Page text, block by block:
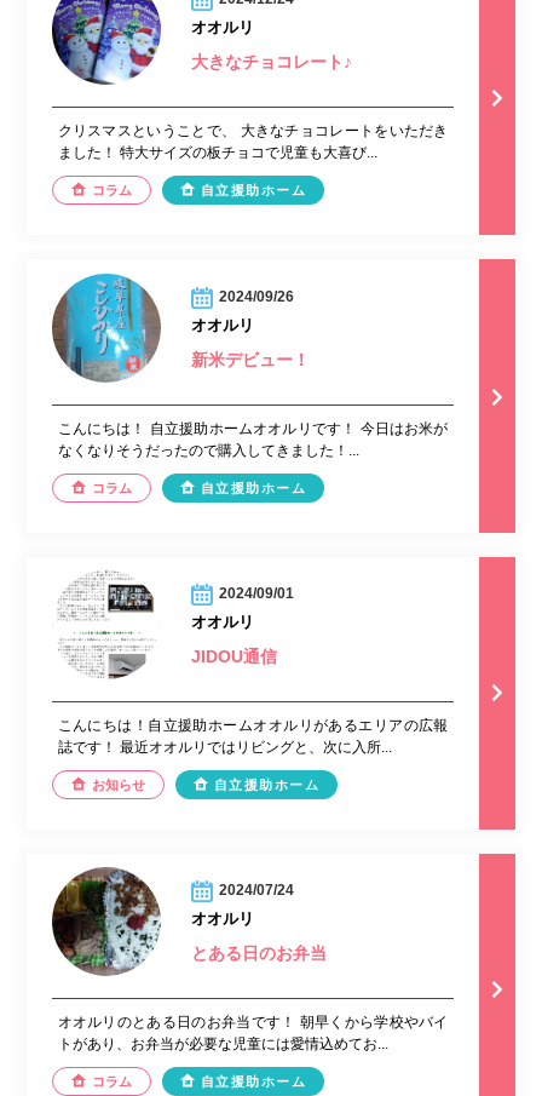
オオルリ
大きなチョコレート♪
クリスマスということで、 大きなチョコレートをいただき
ました！ 特大サイズの板チョコで児童も大喜び...
コラム 自立援助ホーム
2024/09/26
オオルリ
新米デビュー！
こんにちは！ 自立援助ホームオオルリです！ 今日はお米が
なくなりそうだったので購入してきました！...
コラム 自立援助ホーム
2024/09/01
オオルリ
JIDOU通信
こんにちは！自立援助ホームオオルリがあるエリアの広報
誌です！ 最近オオルリではリビングと、次に入所...
お知らせ 自立援助ホーム
2024/07/24
オオルリ
とある日のお弁当
オオルリのとある日のお弁当です！ 朝早くから学校やバイ
トがあり、お弁当が必要な児童には愛情込めてお...
コラム 自立援助ホーム